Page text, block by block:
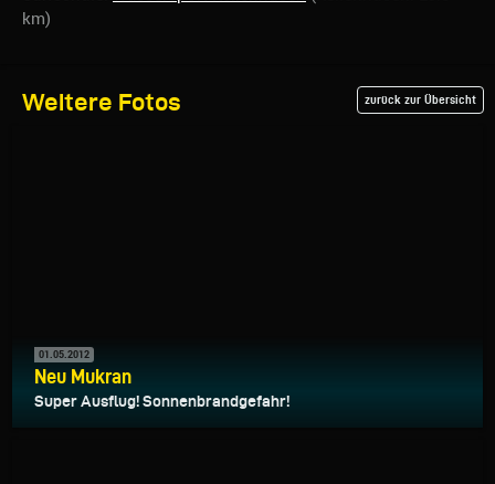
km)
Weitere Fotos zurück zur Übersicht
01.05.2012
Neu Mukran
Super Ausflug! Sonnenbrandgefahr!